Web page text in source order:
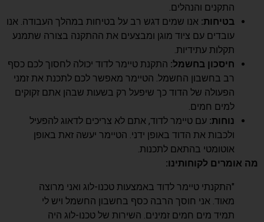
התקנים והנהלים.
בטיחות: אנו שמים דגש רב על בטיחות במהלך העבודה. אנו
עובדים עם ציוד מוגן ומבצעים את ההתקנה בצורה שתמנע
תקלות עתידיות.
חיסכון בחשמל: התקנת טיימר לדוד יכולה לחסוך לכם כסף
רב בחשבון החשמל. הטיימר מאפשר לכם לתכנת את זמני
הפעולה של הדוד כך שיפעל רק בשעות שבהן אתם זקוקים
למים חמים.
נוחות: עם טיימר לדוד, אתם לא צריכים לדאוג להפעיל
ולכבות את הדוד באופן ידני. הטיימר יעשה זאת באופן
אוטומטי בהתאם לתכנות.
מה אומרים לקוחותינו:
"התקנתי טיימר לדוד באמצעות טכנו-לוג ואני מרוצה
מאוד. אני חוסך הרבה כסף בחשבון החשמל ויש לי
תמיד מים חמים זמינים. השירות של טכנו-לוג היה